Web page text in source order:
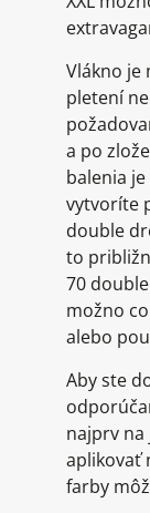
Vlákno je
pletení
a po
balenia
vytvoríte
double
to
70
možno
alebo
Aby ste
najprv
aplikovať
farby